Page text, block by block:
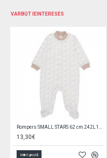
VARBŪT IEINTERESĒS
10,60€
Ielikt grozā